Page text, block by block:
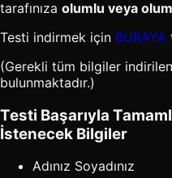
tarafınıza olumlu veya
Testi indirmek için BURAYA
(Gerekli tüm bilgiler
bulunmaktadır.)
Testi Başarıyla
İstenecek Bilgiler
Adınız Soyadınız